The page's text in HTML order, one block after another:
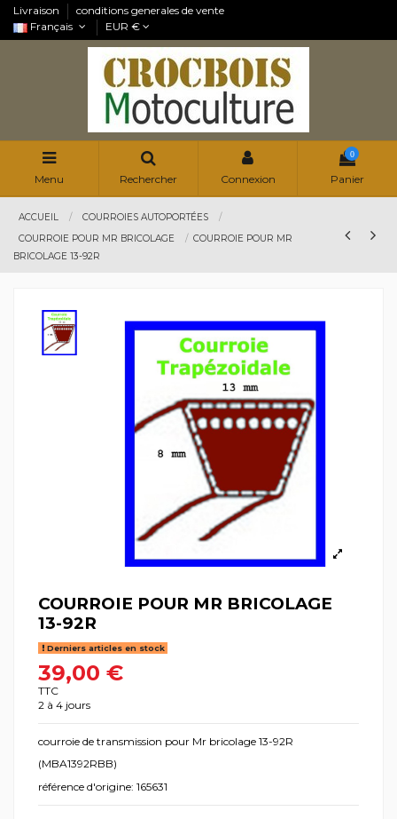
Livraison
conditions generales de vente
Français
EUR €
Menu Rechercher Connexion
0
Panier
ACCUEIL
COURROIES AUTOPORTÉES
COURROIE POUR MR BRICOLAGE
COURROIE POUR MR
BRICOLAGE 13-92R
COURROIE POUR MR BRICOLAGE
13-92R
Derniers articles en stock
39,00 €
TTC
2 à 4 jours
courroie de transmission pour Mr bricolage 13-92R
(MBA1392RBB)
référence d'origine: 165631